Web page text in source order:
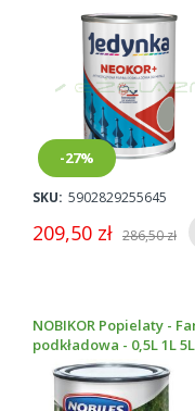
Farby podkładowe to
asortymentu farby
-27%
SKU: 5902829255645
209,50 zł 286,50 zł
NOBIKOR Popielaty -
podkładowa - 0,5L 1L 5L
10L